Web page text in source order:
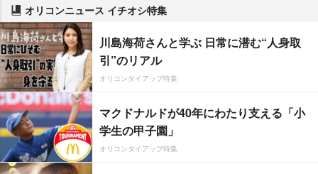
オリコンニュース イチオシ特集
川島海荷さんと学ぶ 日常に潜む“人身取
引”のリアル
オリコンタイアップ特集
マクドナルドが40年にわたり支える「小
学生の甲子園」
オリコンタイアップ特集